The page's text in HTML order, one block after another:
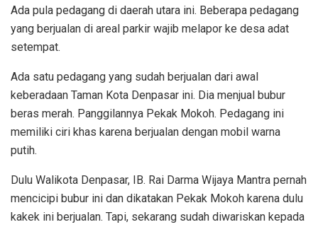
Ada pula pedagang di daerah utara ini. Beberapa pedagang
yang berjualan di areal parkir wajib melapor ke desa adat
setempat.
Ada satu pedagang yang sudah berjualan dari awal
keberadaan Taman Kota Denpasar ini. Dia menjual bubur
beras merah. Panggilannya Pekak Mokoh. Pedagang ini
memiliki ciri khas karena berjualan dengan mobil warna
putih.
Dulu Walikota Denpasar, IB. Rai Darma Wijaya Mantra pernah
mencicipi bubur ini dan dikatakan Pekak Mokoh karena dulu
kakek ini berjualan. Tapi, sekarang sudah diwariskan kepada